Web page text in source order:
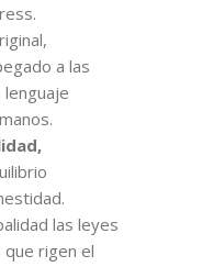
a las
las leyes
que rigen el